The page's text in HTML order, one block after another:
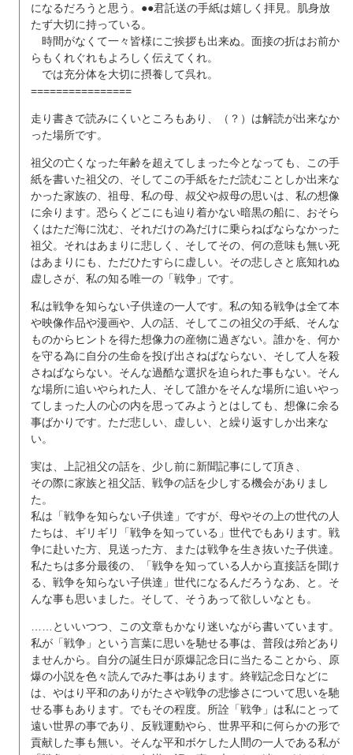
になるだろうと思う。●●君託送の手紙は嬉しく拝見。肌身放
たず大切に持っている。
時間がなくて一々皆様にご挨拶も出来ぬ。面接の折はお前か
らもくれぐれもよろしく伝えてくれ。
では充分体を大切に摂養して呉れ。
================
走り書きで読みにくいところもあり、（？）は解読が出来なか
った場所です。
祖父の亡くなった年齢を超えてしまった今となっても、この手
紙を書いた祖父の、そしてこの手紙をただ読むことしか出来な
かった家族の、祖母、私の母、叔父や叔母の思いは、私の想像
に余ります。恐らくどこにも辿り着かない暗黒の船に、おそら
くはただ海に沈む、それだけの為だけに乗らねばならなかった
祖父。それはあまりに悲しく、そしてその、何の意味も無い死
はあまりにも、ただひたすらに虚しい。その悲しさと底知れぬ
虚しさが、私の知る唯一の「戦争」です。
私は戦争を知らない子供達の一人です。私の知る戦争は全て本
や映像作品や漫画や、人の話、そしてこの祖父の手紙、そんな
ものからヒントを得た想像力の産物に過ぎない。誰かを、何か
を守る為に自分の生命を投げ出さねばならない、そして人を殺
さねばならない。そんな過酷な選択を迫られた事もない。そん
な場所に追いやられた人、そして誰かをそんな場所に追いやっ
てしまった人の心の内を思ってみようとはしても、想像に余る
事ばかりです。ただ悲しい、虚しい、と繰り返すしか出来な
い。
実は、上記祖父の話を、少し前に新聞記事にして頂き、
その際に家族と祖父話、戦争の話を少しする機会がありまし
た。
私は「戦争を知らない子供達」ですが、母やその上の世代の人
たちは、ギリギリ「戦争を知っている」世代でもあります。戦
争に赴いた方、見送った方、または戦争を生き抜いた子供達。
私たちは多分最後の、「戦争を知っている人から直接話を聞け
る、戦争を知らない子供達」世代になるんだろうなあ、と。そ
んな事も思いました。そして、そうあって欲しいなとも。
……といいつつ、この文章もかなり迷いながら書いています。
私が「戦争」という言葉に思いを馳せる事は、普段は殆どあり
ませんから。自分の誕生日が原爆記念日に当たることから、原
爆の小説を色々読んでみた事はあります。終戦記念日などに
は、やはり平和のありがたさや戦争の悲惨さについて思いを馳
せる事もあります。でもその程度。所詮「戦争」は私にとって
遠い世界の事であり、反戦運動やら、世界平和に何らかの形で
貢献した事も無い。そんな平和ボケした人間の一人である私が